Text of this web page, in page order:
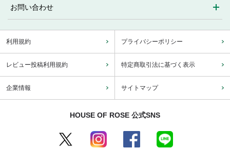
お問い合わせ
利用規約 プライバシーポリシー
レビュー投稿利用規約 特定商取引法に基づく表示
企業情報 サイトマップ
HOUSE OF ROSE 公式SNS